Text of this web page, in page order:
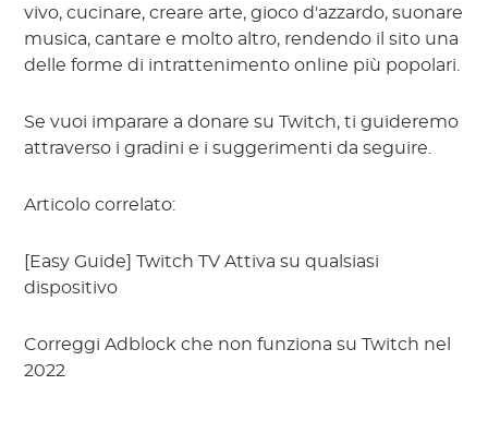
vivo, cucinare, creare arte, gioco d'azzardo, suonare
musica, cantare e molto altro, rendendo il sito una
delle forme di intrattenimento online più popolari.
Se vuoi imparare a donare su Twitch, ti guideremo
attraverso i gradini e i suggerimenti da seguire.
Articolo correlato:
[Easy Guide] Twitch TV Attiva su qualsiasi
dispositivo
Correggi Adblock che non funziona su Twitch nel
2022